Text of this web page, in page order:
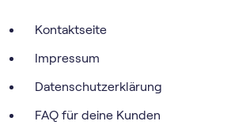
Kontaktseite
Impressum
Datenschutzerklärung
FAQ für deine Kunden